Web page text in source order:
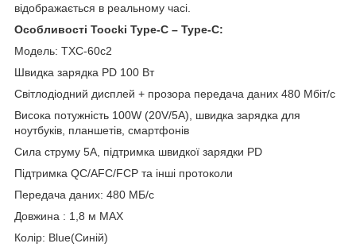
відображається в реальному часі.
Особливості Toocki Type-C – Type-C:
Модель: TXC-60c2
Швидка зарядка PD 100 Вт
Світлодіодний дисплей + прозора передача даних 480 Мбіт/с
Висока потужність 100W (20V/5A), швидка зарядка для
ноутбуків, планшетів, смартфонів
Сила струму 5А, підтримка швидкої зарядки PD
Підтримка QC/AFC/FCP та інші протоколи
Передача даних: 480 МБ/с
Довжина : 1,8 м MAX
Колір: Blue(Синій)